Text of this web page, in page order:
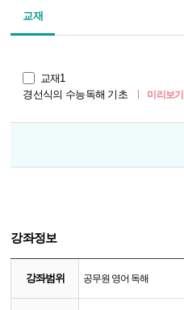
교재
교재1
경선식의 수능독해 기초
미리보기
강좌정보
강좌범위 공무원 영어 독해